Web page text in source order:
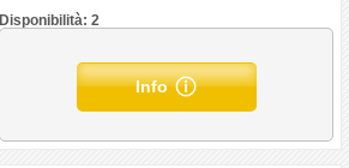
Disponibilità: 2
Info